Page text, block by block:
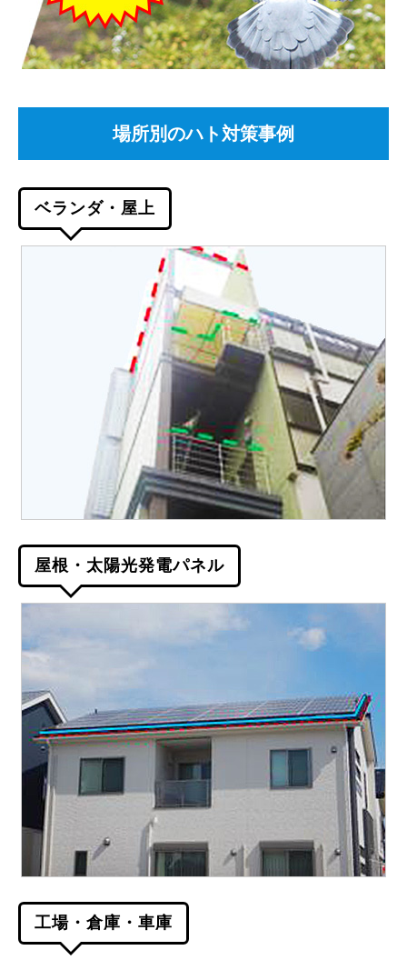
場所別のハト対策事例
ベランダ・屋上
屋根・太陽光発電パネル
工場・倉庫・車庫